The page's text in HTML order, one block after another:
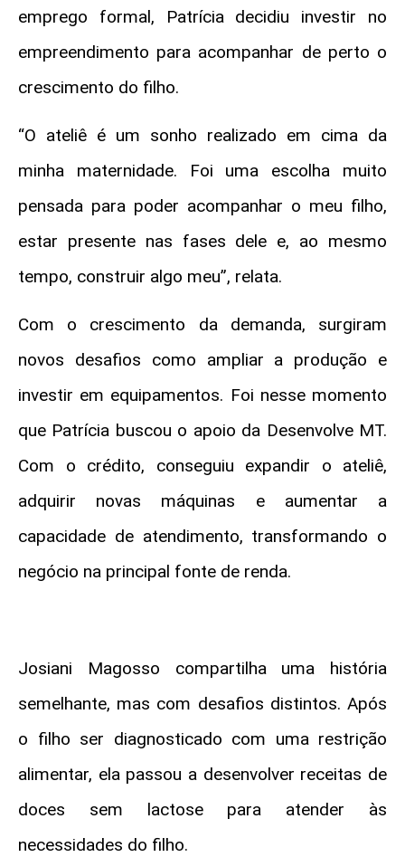
emprego formal, Patrícia decidiu investir no
empreendimento para acompanhar de perto o
crescimento do filho.
“O ateliê é um sonho realizado em cima da
minha maternidade. Foi uma escolha muito
pensada para poder acompanhar o meu filho,
estar presente nas fases dele e, ao mesmo
tempo, construir algo meu”, relata.
Com o crescimento da demanda, surgiram
novos desafios como ampliar a produção e
investir em equipamentos. Foi nesse momento
que Patrícia buscou o apoio da Desenvolve MT.
Com o crédito, conseguiu expandir o ateliê,
adquirir novas máquinas e aumentar a
capacidade de atendimento, transformando o
negócio na principal fonte de renda.
Josiani Magosso compartilha uma história
semelhante, mas com desafios distintos. Após
o filho ser diagnosticado com uma restrição
alimentar, ela passou a desenvolver receitas de
doces sem lactose para atender às
necessidades do filho.